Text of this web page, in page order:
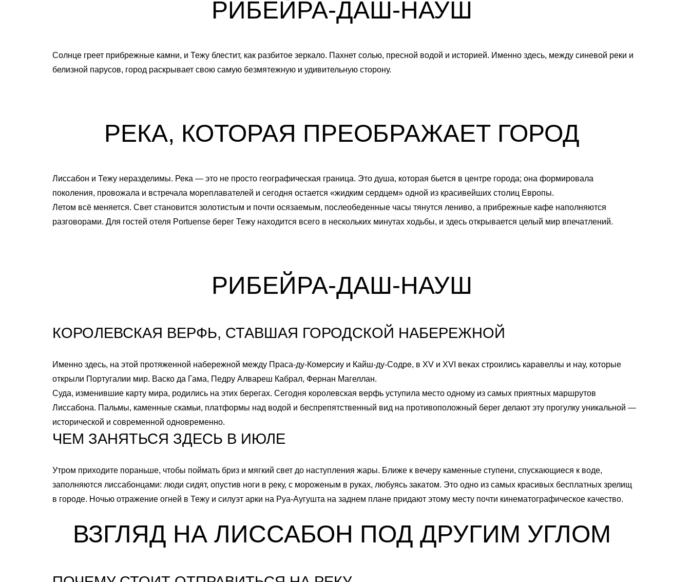
2
6
11
1
5
10
РИБЕЙРА-ДАШ-НАУШ
Солнце греет прибрежные камни, и Тежу блестит, как разбитое зеркало. Пахнет солью, пресной водой и историей. Именно здесь, между синевой реки и
белизной парусов, город раскрывает свою самую безмятежную и удивительную сторону.
РЕКА, КОТОРАЯ ПРЕОБРАЖАЕТ ГОРОД
Лиссабон и Тежу неразделимы. Река — это не просто географическая граница. Это душа, которая бьется в центре города; она формировала
поколения, провожала и встречала мореплавателей и сегодня остается «жидким сердцем» одной из красивейших столиц Европы.
Летом всё меняется. Свет становится золотистым и почти осязаемым, послеобеденные часы тянутся лениво, а прибрежные кафе наполняются
разговорами. Для гостей отеля Portuense берег Тежу находится всего в нескольких минутах ходьбы, и здесь открывается целый мир впечатлений.
РИБЕЙРА-ДАШ-НАУШ
КОРОЛЕВСКАЯ ВЕРФЬ, СТАВШАЯ ГОРОДСКОЙ НАБЕРЕЖНОЙ
Именно здесь, на этой протяженной набережной между Праса-ду-Комерсиу и Кайш-ду-Содре, в XV и XVI веках строились каравеллы и нау, которые
открыли Португалии мир. Васко да Гама, Педру Алвареш Кабрал, Фернан Магеллан.
Суда, изменившие карту мира, родились на этих берегах. Сегодня королевская верфь уступила место одному из самых приятных маршрутов
Лиссабона. Пальмы, каменные скамьи, платформы над водой и беспрепятственный вид на противоположный берег делают эту прогулку уникальной —
исторической и современной одновременно.
ЧЕМ ЗАНЯТЬСЯ ЗДЕСЬ В ИЮЛЕ
Утром приходите пораньше, чтобы поймать бриз и мягкий свет до наступления жары. Ближе к вечеру каменные ступени, спускающиеся к воде,
заполняются лиссабонцами: люди сидят, опустив ноги в реку, с мороженым в руках, любуясь закатом. Это одно из самых красивых бесплатных зрелищ
в городе. Ночью отражение огней в Тежу и силуэт арки на Руа-Аугушта на заднем плане придают этому месту почти кинематографическое качество.
ВЗГЛЯД НА ЛИССАБОН ПОД ДРУГИМ УГЛОМ